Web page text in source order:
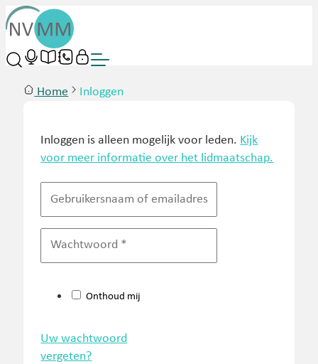
Home Inloggen
Inloggen is alleen mogelijk voor leden. Kijk
voor meer informatie over het lidmaatschap.
Onthoud mij
Uw wachtwoord
vergeten?